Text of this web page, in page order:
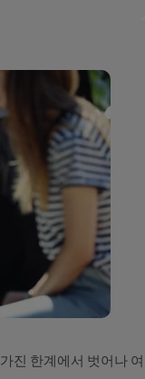
진 한계에서 벗어나 여